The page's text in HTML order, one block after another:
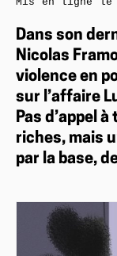
Dans son
Nicolas
violence en
sur l’affaire
Pas d’appel
riches, mais
par la base,